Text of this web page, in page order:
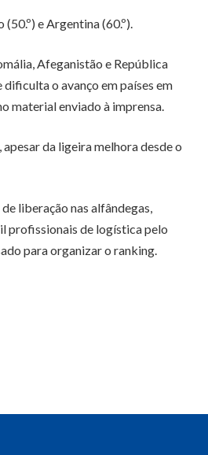
e Argentina (60.º).
Afeganistão e República
o avanço em países em
material enviado à imprensa.
da ligeira melhora desde o
liberação nas alfândegas,
profissionais de logística pelo
para organizar o ranking.